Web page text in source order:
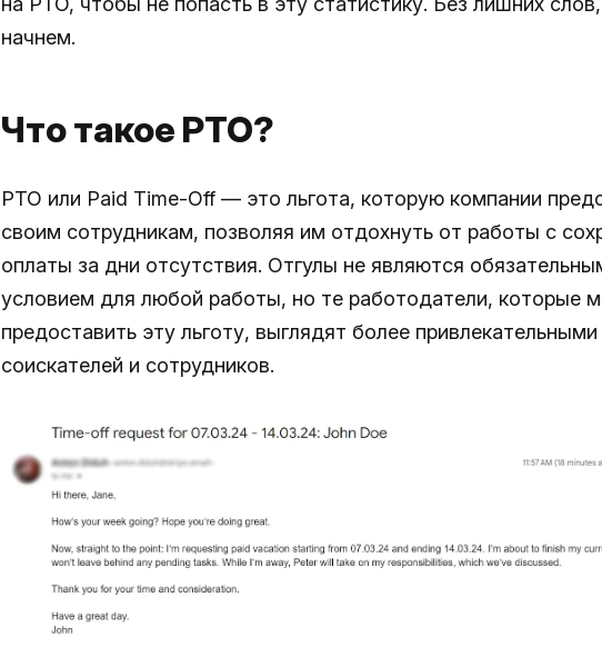
начнем.
Что такое PTO?
PTO или Paid Time-Off — это льгота, которую компании
своим сотрудникам, позволяя им отдохнуть от работы с
оплаты за дни отсутствия. Отгулы не являются
условием для любой работы, но те работодатели, которые
предоставить эту льготу, выглядят более привлекательными
соискателей и сотрудников.